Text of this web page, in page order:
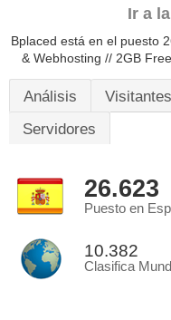
Ir a
Bplaced está en el puesto
& Webhosting // 2GB
Análisis Visitantes
Servidores
26.623
Puesto en
10.382
Clasifica